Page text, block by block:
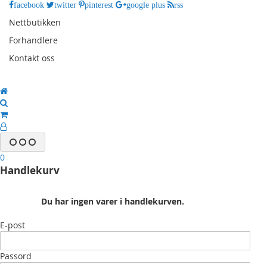
facebook twitter pinterest google plus rss
Nettbutikken
Forhandlere
Kontakt oss
0
Handlekurv
Du har ingen varer i handlekurven.
E-post
Passord